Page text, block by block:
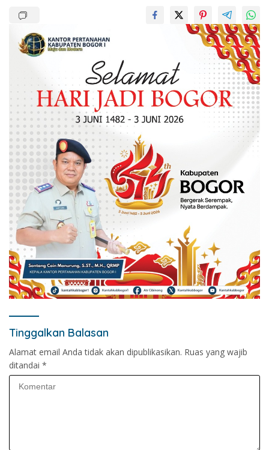
Tinggalkan Balasan
Alamat email Anda tidak akan dipublikasikan. Ruas yang wajib
ditandai *